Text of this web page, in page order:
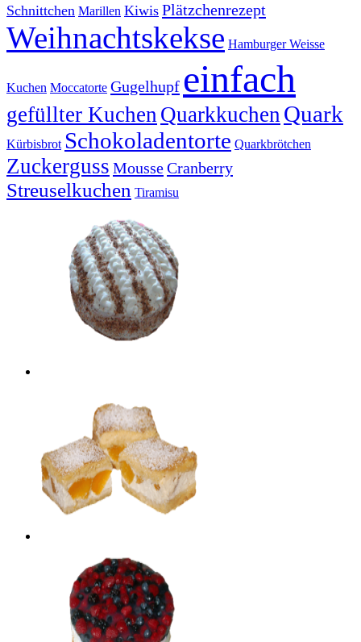
Schnittchen Marillen Kiwis Plätzchenrezept
Weihnachtskekse Hamburger Weisse
Kuchen Moccatorte Gugelhupf einfach
gefüllter Kuchen Quarkkuchen Quark
Kürbisbrot Schokoladentorte Quarkbrötchen
Zuckerguss MousseCranberry
Streuselkuchen Tiramisu